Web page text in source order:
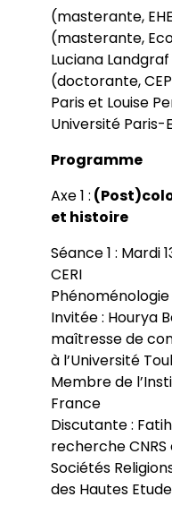
(masterante,
(masterante,
Luciana
(doctorante,
Paris et Louise
Université Paris-
Programme
Axe 1 :
et histoire
Séance 1 : Mardi
CERI
Invitée : Hourya
maîtresse de
à l’Université
Membre de
France
Discutante :
recherche
Sociétés
des Hautes